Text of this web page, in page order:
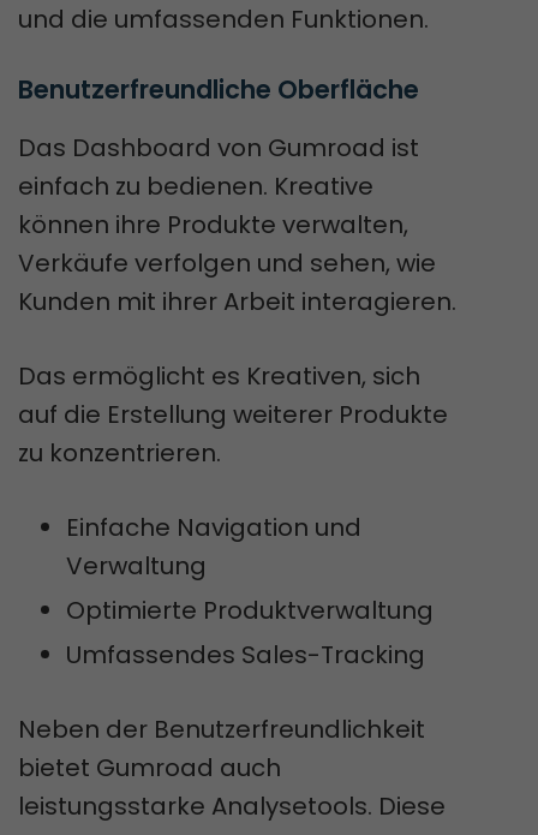
und die umfassenden Funktionen.
Benutzerfreundliche Oberfläche
Das Dashboard von Gumroad ist
einfach zu bedienen. Kreative
können ihre Produkte verwalten,
Verkäufe verfolgen und sehen, wie
Kunden mit ihrer Arbeit interagieren.
Das ermöglicht es Kreativen, sich
auf die Erstellung weiterer Produkte
zu konzentrieren.
Einfache Navigation und
Verwaltung
Optimierte Produktverwaltung
Umfassendes Sales-Tracking
Neben der Benutzerfreundlichkeit
bietet Gumroad auch
leistungsstarke Analysetools. Diese